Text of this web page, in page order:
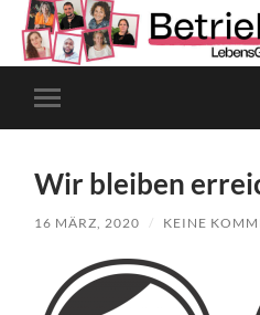
Mobile-
Menü
Wir bleiben
16 MÄRZ, 2020 / KEINE